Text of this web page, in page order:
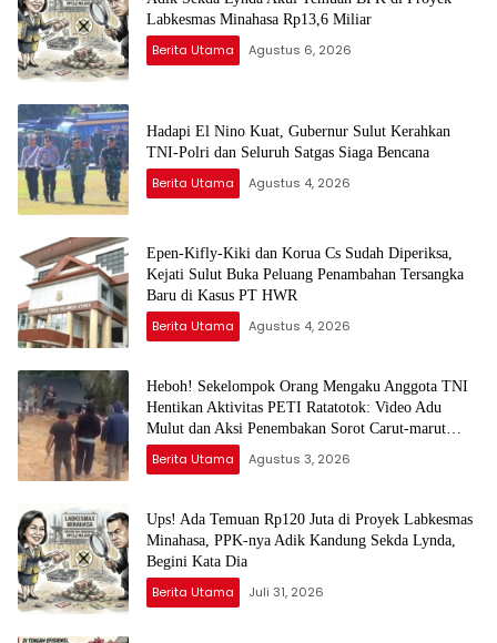
Labkesmas Minahasa Rp13,6 Miliar
Berita Utama Agustus 6, 2026
Hadapi El Nino Kuat, Gubernur Sulut Kerahkan
TNI-Polri dan Seluruh Satgas Siaga Bencana
Berita Utama Agustus 4, 2026
Epen-Kifly-Kiki dan Korua Cs Sudah Diperiksa,
Kejati Sulut Buka Peluang Penambahan Tersangka
Baru di Kasus PT HWR
Berita Utama Agustus 4, 2026
Heboh! Sekelompok Orang Mengaku Anggota TNI
Hentikan Aktivitas PETI Ratatotok: Video Adu
Mulut dan Aksi Penembakan Sorot Carut-marut
Penegakan Hukum
Berita Utama Agustus 3, 2026
Ups! Ada Temuan Rp120 Juta di Proyek Labkesmas
Minahasa, PPK-nya Adik Kandung Sekda Lynda,
Begini Kata Dia
Berita Utama Juli 31, 2026